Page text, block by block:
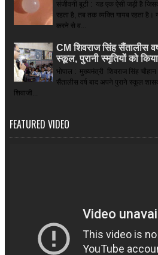
संजीवनी बूटी : यह एक ऐसी जड़ी है
रहता है, तब तक व्यक्ति गायब रहता
करने से व...
CM शिवराज सिंह सैंतालीस
स्कूल, पुरानी स्मृतियों को
भोपाल : मुख्यमंत्री शिवराज सिंह
सैंतालीस वर्ष बाद अपने पुराने स्कूल
शिवाजी...
FEATURED VIDEO